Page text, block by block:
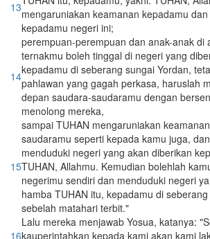
13mengaruniakan keamanan kepadamu
kepadamu negeri ini;
14
perempuan-perempuan dan anak-anak di
ternakmu boleh tinggal di negeri yang
kepadamu di seberang sungai Yordan,
pahlawan yang gagah perkasa, haruslah
depan saudara-saudaramu dengan
menolong mereka,
15
sampai TUHAN mengaruniakan
saudaramu seperti kepada kamu juga,
menduduki negeri yang akan diberikan
TUHAN, Allahmu. Kemudian bolehlah
negerimu sendiri dan menduduki negeri
hamba TUHAN itu, kepadamu di
sebelah matahari terbit."
16
Lalu mereka menjawab Yosua, katanya:
kauperintahkan kepada kami akan kami